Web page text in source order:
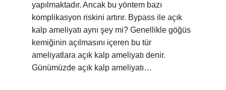
yapılmaktadır. Ancak bu yöntem bazı
komplikasyon riskini artırır. Bypass ile açık
kalp ameliyatı aynı şey mi? Genellikle göğüs
kemiğinin açılmasını içeren bu tür
ameliyatlara açık kalp ameliyatı denir.
Günümüzde açık kalp ameliyatı…